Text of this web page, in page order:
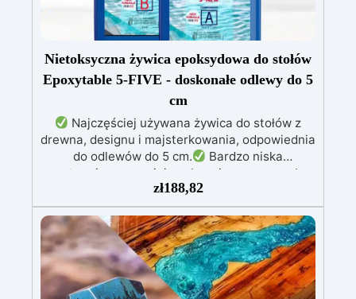
Nietoksyczna żywica epoksydowa do stołów
Epoxytable 5-FIVE - doskonałe odlewy do 5
cm
Najczęściej używana żywica do stołów z
drewna, designu i majsterkowania, odpowiednia
do odlewów do 5 cm.
Bardzo niska
egzotermia zapewniająca bezpieczną pracę bez
Odporna na zarysowania i
żółknięcie dzięki filtrom UV i wysokiej jakości
mechanicznej.
Niska lepkość, eliminująca
pęcherzyki powietrza i zapewniająca gładkie
wykończenie.
Bezpieczna i nietoksyczna,
wolna od BPA/VOC, certyfikowana do
długotrwałego kontaktu ze skórą.
zł188,82